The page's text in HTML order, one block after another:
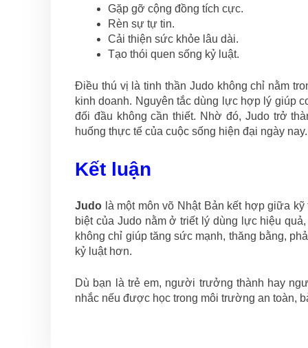
Gặp gỡ cộng đồng tích cực.
Rèn sự tự tin.
Cải thiện sức khỏe lâu dài.
Tạo thói quen sống kỷ luật.
Điều thú vị là tinh thần Judo không chỉ nằm
kinh doanh. Nguyên tắc dùng lực hợp lý giúp
đối đầu không cần thiết. Nhờ đó, Judo trở
huống thực tế của cuộc sống hiện đại ngày nay.
Kết luận
Judo là một môn võ Nhật Bản kết hợp giữa
biệt của Judo nằm ở triết lý dùng lực hiệu
không chỉ giúp tăng sức mạnh, thăng bằng,
kỷ luật hơn.
Dù bạn là trẻ em, người trưởng thành hay
nhắc nếu được học trong môi trường an toàn,